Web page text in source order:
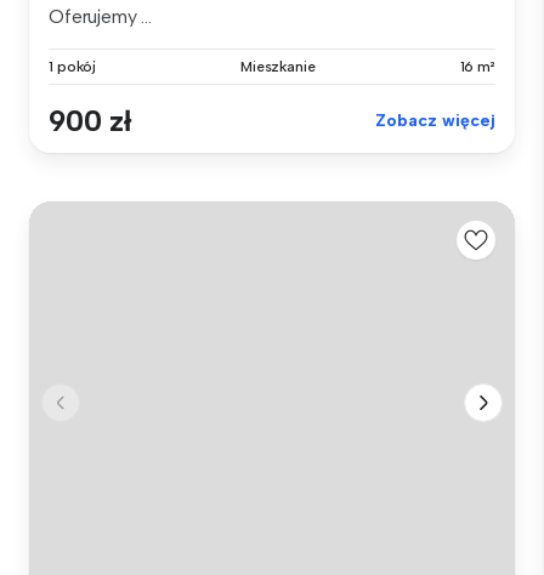
Oferujemy ...
1 pokój Mieszkanie 16 m²
900 zł Zobacz więcej